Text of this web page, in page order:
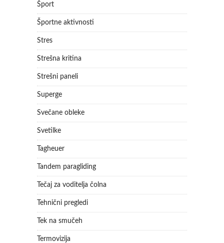
Šport
Športne aktivnosti
Stres
Strešna kritina
Strešni paneli
Superge
Svečane obleke
Svetilke
Tagheuer
Tandem paragliding
Tečaj za voditelja čolna
Tehnični pregledi
Tek na smučeh
Termovizija